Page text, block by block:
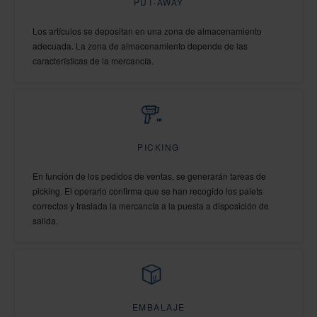
Los artículos se depositan en una zona de almacenamiento
adecuada. La zona de almacenamiento depende de las
características de la mercancía.
PICKING
En función de los pedidos de ventas, se generarán tareas de
picking. El operario confirma que se han recogido los palets
correctos y traslada la mercancía a la puesta a disposición de
salida.
EMBALAJE